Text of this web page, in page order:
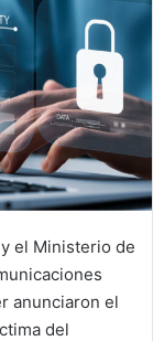
el Ministerio de
anunciaron el
del